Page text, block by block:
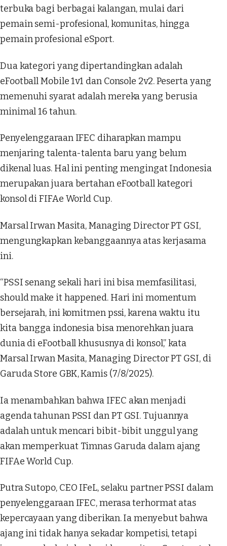
terbuka bagi berbagai kalangan, mulai dari
pemain semi-profesional, komunitas, hingga
pemain profesional eSport.
Dua kategori yang dipertandingkan adalah
eFootball Mobile 1v1 dan Console 2v2. Peserta yang
memenuhi syarat adalah mereka yang berusia
minimal 16 tahun.
Penyelenggaraan IFEC diharapkan mampu
menjaring talenta-talenta baru yang belum
dikenal luas. Hal ini penting mengingat Indonesia
merupakan juara bertahan eFootball kategori
konsol di FIFAe World Cup.
Marsal Irwan Masita, Managing Director PT GSI,
mengungkapkan kebanggaannya atas kerjasama
ini.
“PSSI senang sekali hari ini bisa memfasilitasi,
should make it happened. Hari ini momentum
bersejarah, ini komitmen pssi, karena waktu itu
kita bangga indonesia bisa menorehkan juara
dunia di eFootball khususnya di konsol,” kata
Marsal Irwan Masita, Managing Director PT GSI, di
Garuda Store GBK, Kamis (7/8/2025).
Ia menambahkan bahwa IFEC akan menjadi
agenda tahunan PSSI dan PT GSI. Tujuannya
adalah untuk mencari bibit-bibit unggul yang
akan memperkuat Timnas Garuda dalam ajang
FIFAe World Cup.
Putra Sutopo, CEO IFeL, selaku partner PSSI dalam
penyelenggaraan IFEC, merasa terhormat atas
kepercayaan yang diberikan. Ia menyebut bahwa
ajang ini tidak hanya sekadar kompetisi, tetapi